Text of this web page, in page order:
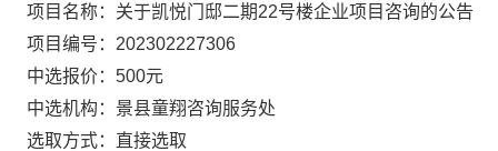
项目名称： 关于凯悦门邸二期22号楼企业项目咨询的公告
项目编号： 202302227306
中选报价： 500元
中选机构： 景县童翔咨询服务处
选取方式： 直接选取